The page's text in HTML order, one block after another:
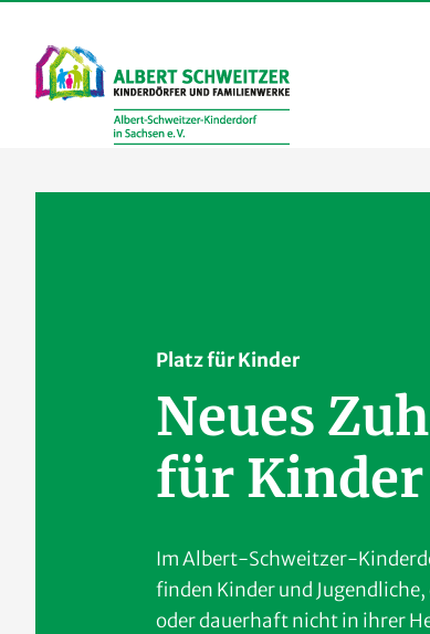
springen
Platz für Kinder
Neues
für
Im Albert-Schweitzer-
finden Kinder und
oder dauerhaft nicht in ihrer